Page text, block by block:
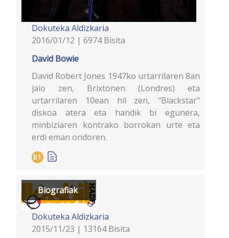
Dokuteka Aldizkaria
2016/01/12 | 6974 Bisita
David Bowie
David Robert Jones 1947ko urtarrilaren 8an
jaio zen, Brixtonen (Londres) eta
urtarrilaren 10ean hil zen, "Blackstar"
diskoa atera eta handik bi egunera,
minbiziaren kontrako borrokan urte eta
erdi eman ondoren.
B1
Biografiak
Dokuteka Aldizkaria
2015/11/23 | 13164 Bisita